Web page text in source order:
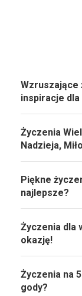
Wzruszające
inspiracje
Życzenia
Nadzieja,
Piękne
najlepsze?
Życzenia dla
okazję!
Życzenia na
gody?